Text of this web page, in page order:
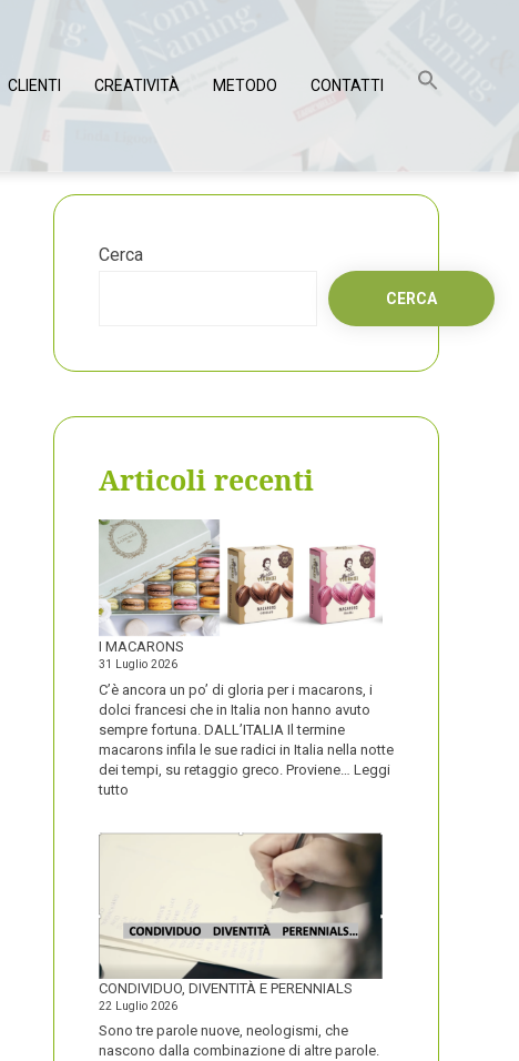
CLIENTI CREATIVITÀ METODO CONTATTI
Cerca
CERCA
Articoli recenti
I MACARONS
31 Luglio 2026
C’è ancora un po’ di gloria per i macarons, i
dolci francesi che in Italia non hanno avuto
sempre fortuna. DALL’ITALIA Il termine
macarons infila le sue radici in Italia nella notte
dei tempi, su retaggio greco. Proviene… Leggi
tutto
CONDIVIDUO, DIVENTITÀ E PERENNIALS
22 Luglio 2026
Sono tre parole nuove, neologismi, che
nascono dalla combinazione di altre parole.